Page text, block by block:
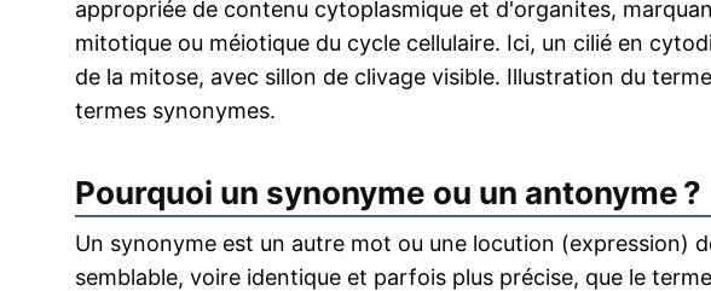
appropriée de contenu cytoplasmique et d'organites,
mitotique ou méiotique du cycle cellulaire. Ici, un cilié en
de la mitose, avec sillon de clivage visible. Illustration du terme
termes synonymes.
Pourquoi un synonyme ou un antonyme ?
Un synonyme est un autre mot ou une locution (expression)
semblable, voire identique et parfois plus précise, que le